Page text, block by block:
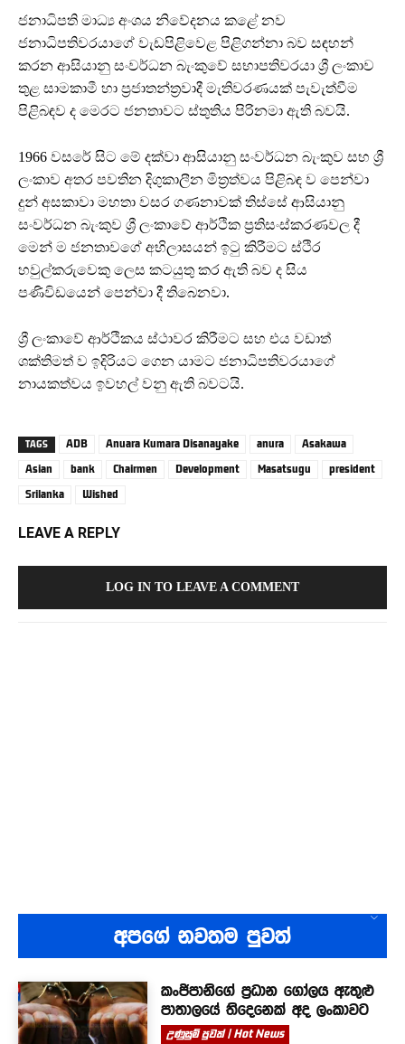
ජනාධිපති මාධ්‍ය අංශය නිවේදනය කළේ නව
ජනාධිපතිවරයාගේ වැඩපිළිවෙළ පිළිගන්නා බව සඳහන්
කරන ආසියානු සංවර්ධන බැංකුවේ සභාපතිවරයා ශ්‍රී ලංකාව
තුළ සාමකාමී හා ප්‍රජාතන්ත්‍රවාදී මැතිවරණයක් පැවැත්වීම
පිළිබඳව ද මෙරට ජනතාවට ස්තුතිය පිරිනමා ඇති බවයි.
1966 වසරේ සිට මේ දක්වා ආසියානු සංවර්ධන බැංකුව සහ ශ්‍රී
ලංකාව අතර පවතින දිගුකාලීන මිත්‍රත්වය පිළිබඳ ව පෙන්වා
දුන් අසකාවා මහතා වසර ගණනාවක් තිස්සේ ආසියානු
සංවර්ධන බැංකුව ශ්‍රී ලංකාවේ ආර්ථික ප්‍රතිසංස්කරණවල දී
මෙන් ම ජනතාවගේ අභිලාසයන් ඉටු කිරීමට ස්ථිර
හවුල්කරුවෙකු ලෙස කටයුතු කර ඇති බව ද සිය
පණිවිඩයෙන් පෙන්වා දී තිබෙනවා.
ශ්‍රී ලංකාවේ ආර්ථිකය ස්ථාවර කිරීමට සහ එය වඩාත්
ශක්තිමත් ව ඉදිරියට ගෙන යාමට ජනාධිපතිවරයාගේ
නායකත්වය ඉවහල් වනු ඇති බවටයි.
TAGS ADB Anuara Kumara Disanayake anura
Asakawa
Asian
bank Chairmen Development Masatsugu
president
Srilanka
Wished
LEAVE A REPLY
LOG IN TO LEAVE A COMMENT
අපගේ නවතම පුවත්
කංජිපානිගේ ප්‍රධාන ගෝලය ඇතුළු
පාතාලයේ තිදෙනෙක් අද ලංකාවට
උණුසුම් පුවත් | Hot News